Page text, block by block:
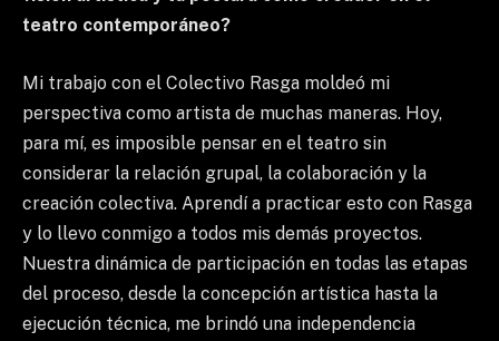
teatro contemporáneo?
Mi trabajo con el Colectivo Rasga moldeó mi
perspectiva como artista de muchas maneras. Hoy,
para mí, es imposible pensar en el teatro sin
considerar la relación grupal, la colaboración y la
creación colectiva. Aprendí a practicar esto con Rasga
y lo llevo conmigo a todos mis demás proyectos.
Nuestra dinámica de participación en todas las etapas
del proceso, desde la concepción artística hasta la
ejecución técnica, me brindó una independencia